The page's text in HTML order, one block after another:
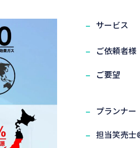
実演笑売士・タレント
サービス
ご依頼者様
ご要望
プランナー
担当笑売士